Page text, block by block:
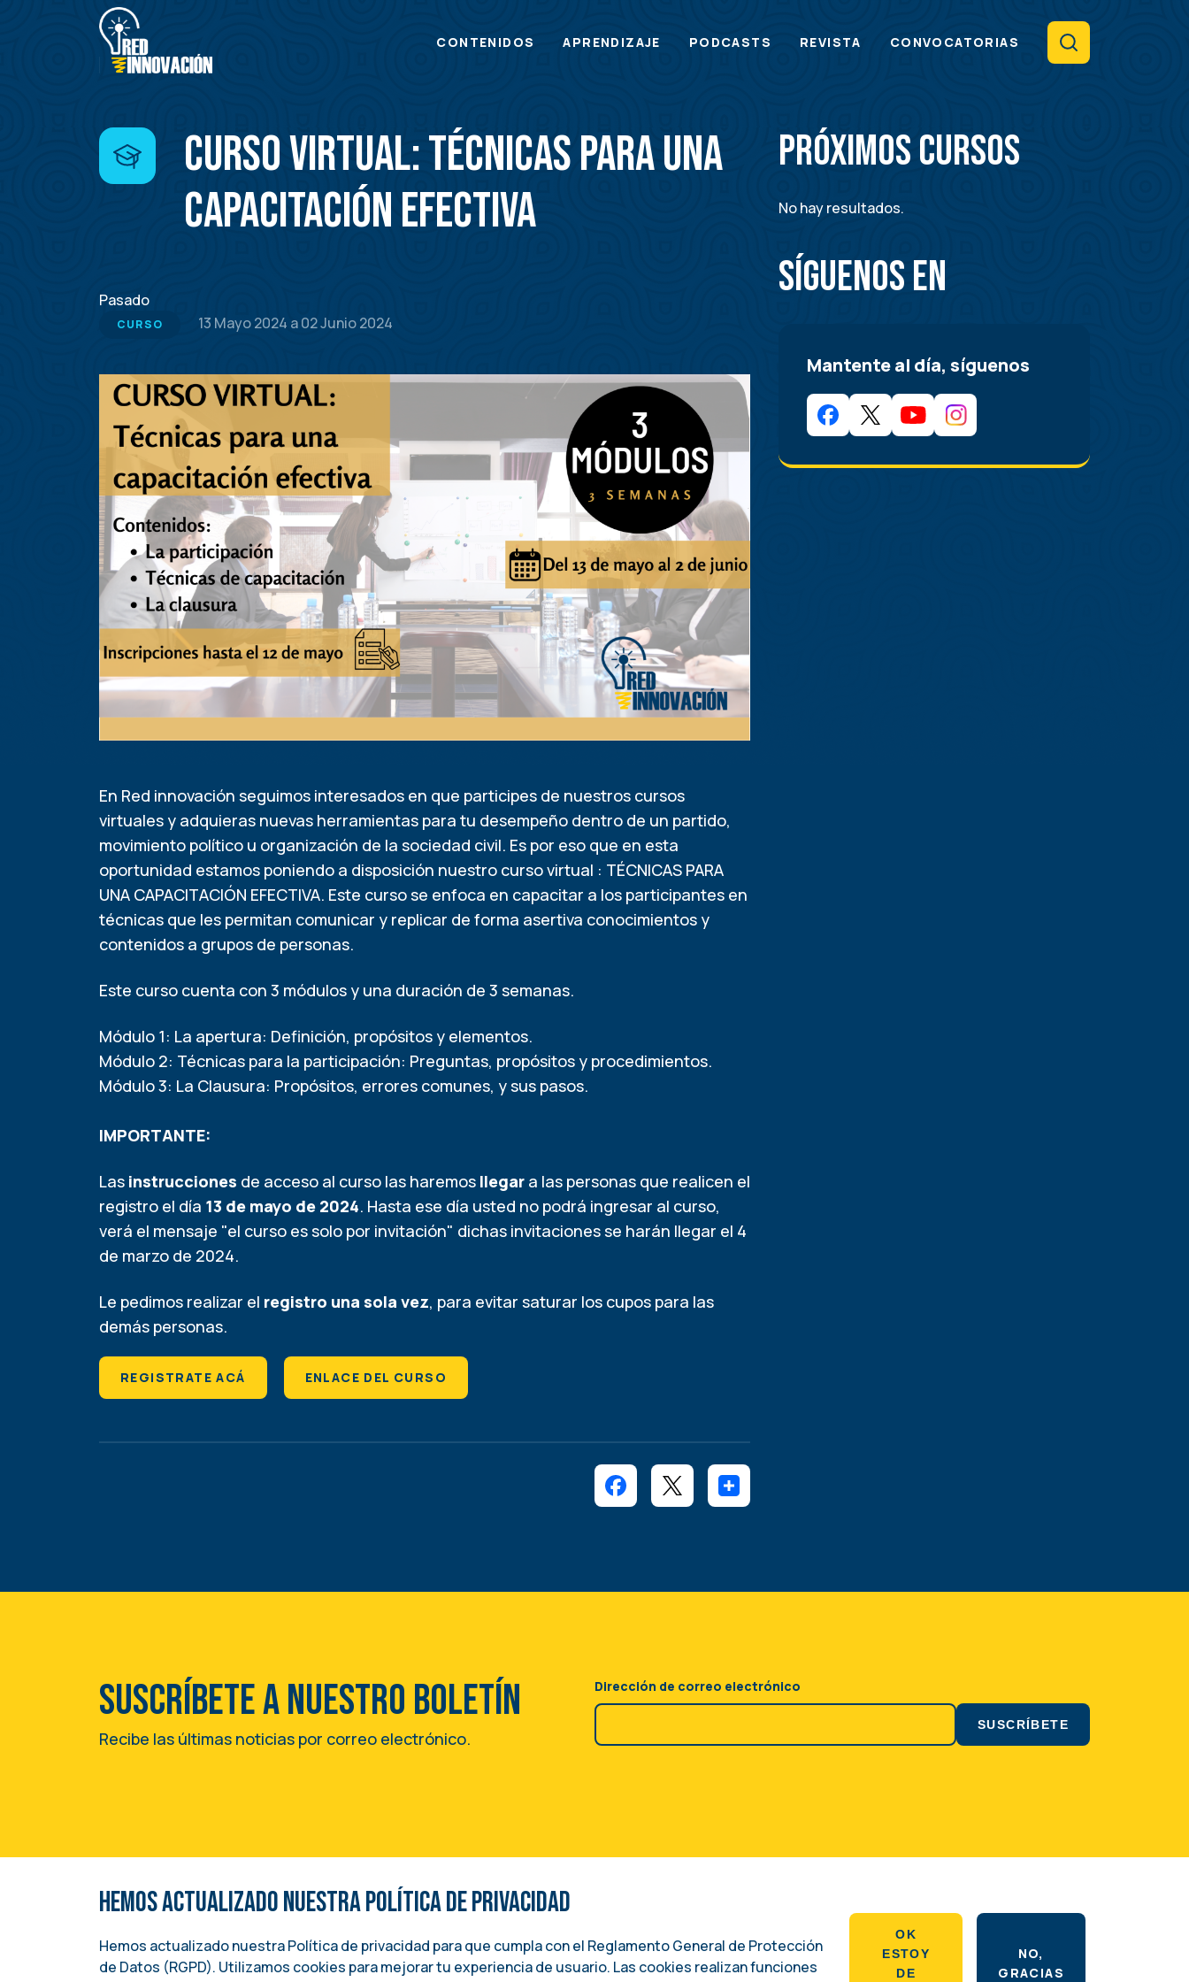
Main
CONTENIDOS APRENDIZAJE PODCASTS REVISTA CONVOCATORIAS Search
Curso Virtual: Técnicas para una
capacitación efectiva
Pasado
CURSO 13 Mayo 2024 a02 Junio 2024
En Red innovación seguimos interesados en que participes de nuestros cursos
virtuales y adquieras nuevas herramientas para tu desempeño dentro de un partido,
movimiento político u organización de la sociedad civil. Es por eso que en esta
oportunidad estamos poniendo a disposición nuestro curso virtual : TÉCNICAS PARA
UNA CAPACITACIÓN EFECTIVA. Este curso se enfoca en capacitar a los participantes en
técnicas que les permitan comunicar y replicar de forma asertiva conocimientos y
contenidos a grupos de personas.
Este curso cuenta con 3 módulos y una duración de 3 semanas.
Módulo 1: La apertura: Definición, propósitos y elementos.
Módulo 2: Técnicas para la participación: Preguntas, propósitos y procedimientos.
Módulo 3: La Clausura: Propósitos, errores comunes, y sus pasos.
IMPORTANTE:
Las instrucciones de acceso al curso las haremos llegar a las personas que realicen el
registro el día 13 de mayo de 2024. Hasta ese día usted no podrá ingresar al curso,
verá el mensaje "el curso es solo por invitación" dichas invitaciones se harán llegar el 4
de marzo de 2024.
Le pedimos realizar el registro una sola vez, para evitar saturar los cupos para las
demás personas.
REGISTRATE ACÁ ENLACE DEL CURSO
Próximos Cursos
No hay resultados.
Síguenos en
Mantente al día, síguenos
Suscríbete a nuestro boletín
Recibe las últimas noticias por correo electrónico.
Dirección de correo electrónico
Social
Hemos actualizado nuestra Política de privacidad
Hemos actualizado nuestra Política de privacidad para que cumpla con el Reglamento General de Protección
de Datos (RGPD). Utilizamos cookies para mejorar tu experiencia de usuario. Las cookies realizan funciones
OK
ESTOY
DE
NO,
GRACIAS